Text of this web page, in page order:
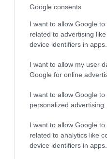
Google consents
I want to allow Google
related to advertising
device identifiers in apps.
I want to allow my user
Google for online
I want to allow Google to
personalized advertising.
I want to allow Google
related to analytics like
device identifiers in apps.
από το ηλεκτρονικό
09.07.2026 15:01
Νέο καθημερινό
ενέσεις